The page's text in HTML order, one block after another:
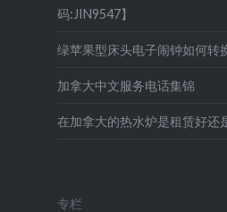
码:JIN9547】
绿苹果型床头电子闹钟如何转
加拿大中文服务电话集锦
在加拿大的热水炉是租赁好还
专栏